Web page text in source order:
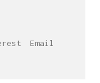
Email